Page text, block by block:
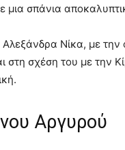
μια σπάνια
Νίκα, με την
σχέση του με την
Αργυρού